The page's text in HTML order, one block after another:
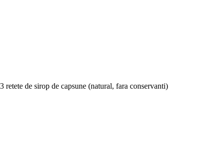
3 retete de sirop de capsune (natural, fara conservanti)